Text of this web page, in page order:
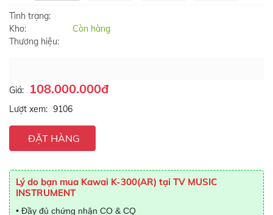
Tình trạng:
Kho:
Còn hàng
Thương hiệu:
Giá: 108.000.000đ
Lượt xem: 9106
ĐẶT HÀNG
Lý do bạn mua Kawai K-300(AR) tại TV MUSIC
INSTRUMENT
• Đầy đủ chứng nhận CO & CQ